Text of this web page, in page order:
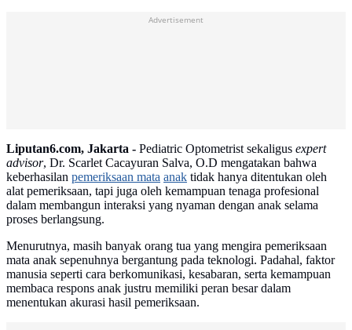
Advertisement
Liputan6.com, Jakarta - Pediatric Optometrist sekaligus expert
advisor, Dr. Scarlet Cacayuran Salva, O.D mengatakan bahwa
keberhasilan pemeriksaan mata anak tidak hanya ditentukan oleh
alat pemeriksaan, tapi juga oleh kemampuan tenaga profesional
dalam membangun interaksi yang nyaman dengan anak selama
proses berlangsung.
Menurutnya, masih banyak orang tua yang mengira pemeriksaan
mata anak sepenuhnya bergantung pada teknologi. Padahal, faktor
manusia seperti cara berkomunikasi, kesabaran, serta kemampuan
membaca respons anak justru memiliki peran besar dalam
menentukan akurasi hasil pemeriksaan.